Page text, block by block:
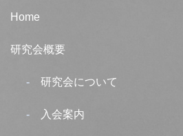
Home
研究会概要
研究会について
入会案内